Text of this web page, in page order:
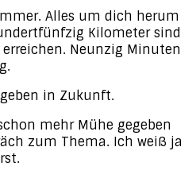
Alles um dich herum
Kilometer sind
Neunzig Minuten
in Zukunft.
mehr Mühe gegeben
zum Thema. Ich weiß ja